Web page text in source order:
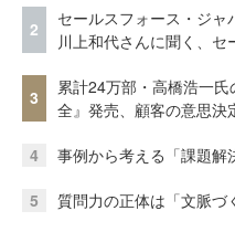
2
セールスフォース・ジャ
川上和代さんに聞く、
3
累計24万部・高橋浩一
全』発売、顧客の意思決
4 事例から考える「課題解
5 質問力の正体は「文脈づ